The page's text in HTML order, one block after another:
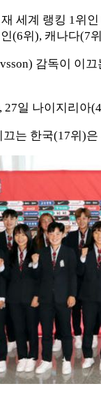
세계 랭킹 1위
(6위), 캐나다(7
감독이 이
27일 나이지리아
는 한국(17위)